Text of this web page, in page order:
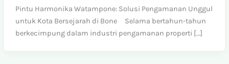
Pintu Harmonika Watampone: Solusi Pengamanan Unggul
untuk Kota Bersejarah di Bone Selama bertahun-tahun
berkecimpung dalam industri pengamanan properti […]